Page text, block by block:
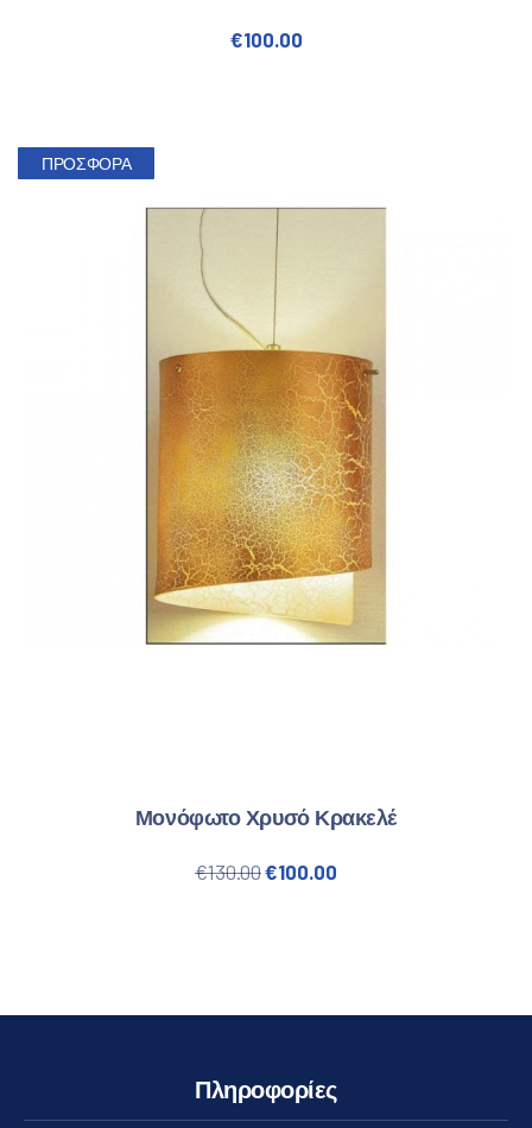
€100.00
ΠΡΟΣΦΟΡΆ
Μονόφωτο Χρυσό Κρακελέ
€130.00Original price was: €130.00.
€100.00
Πληροφορίες